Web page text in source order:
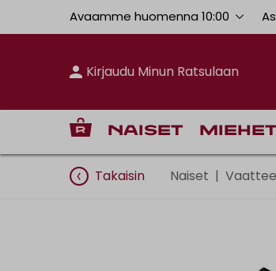
Avaamme huomenna 10:00
Kirjaudu Minun Ratsulaan
Naiset Miehet
Takaisin Naiset |